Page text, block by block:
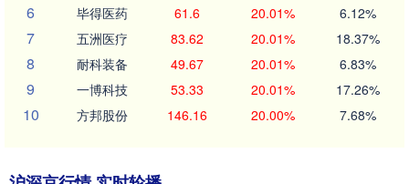
6 毕得医药 61.6 20.01% 6.12%
7 五洲医疗 83.62 20.01% 18.37%
8 耐科装备 49.67 20.01% 6.83%
9 一博科技 53.33 20.01% 17.26%
10 方邦股份 146.16 20.00% 7.68%